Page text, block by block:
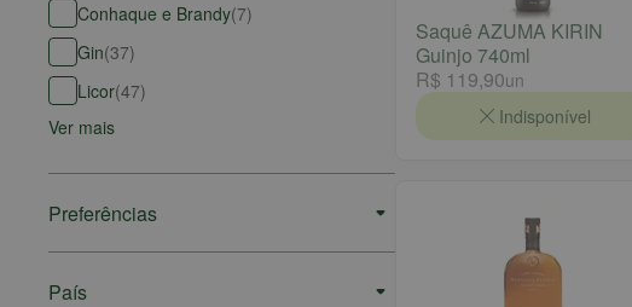
Conhaque e Brandy(7)
Gin(37)
Licor(47)
Ver mais
Preferências
País
Saquê AZUMA KIRIN
Guinjo 740ml
R$ 119,90un
Indisponível